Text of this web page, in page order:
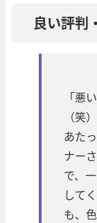
良い評判
「悪
（笑
あた
ナー
で、
して
も、